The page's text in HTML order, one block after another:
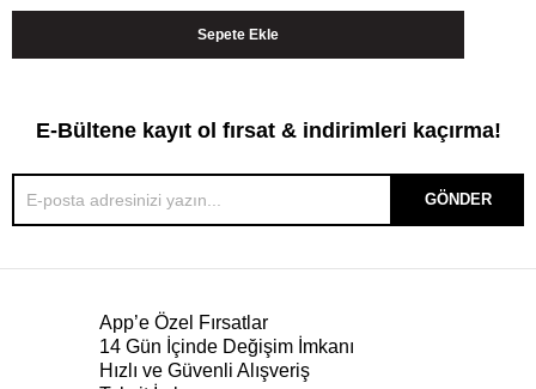
E-Bültene kayıt ol fırsat & indirimleri kaçırma!
GÖNDER
App’e Özel Fırsatlar
14 Gün İçinde Değişim İmkanı
Hızlı ve Güvenli Alışveriş